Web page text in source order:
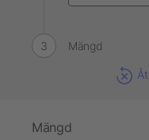
Mängd
Mängd